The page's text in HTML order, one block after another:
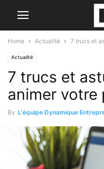
Home Actualité 7 trucs et
Actualité
7 trucs et
animer votre
By L'équipe Dynamique